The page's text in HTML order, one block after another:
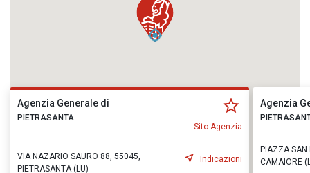
Agenzia Generale di
PIETRASANTA
Sito Agenzia
VIA NAZARIO SAURO 88, 55045,
PIETRASANTA (LU)
Indicazioni
Agenzia
PIAZZA
CAMAIORE